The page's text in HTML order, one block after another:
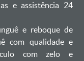
e assistência 24
e reboque de
com qualidade e
com zelo e